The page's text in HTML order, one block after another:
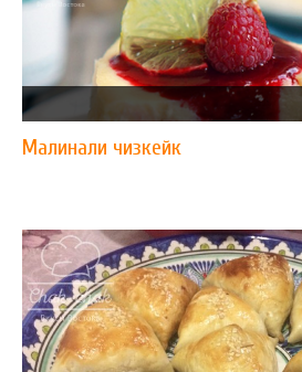
Малинали чизкейк